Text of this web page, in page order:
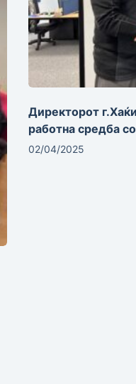
Директорот
работна средба
02/04/2025